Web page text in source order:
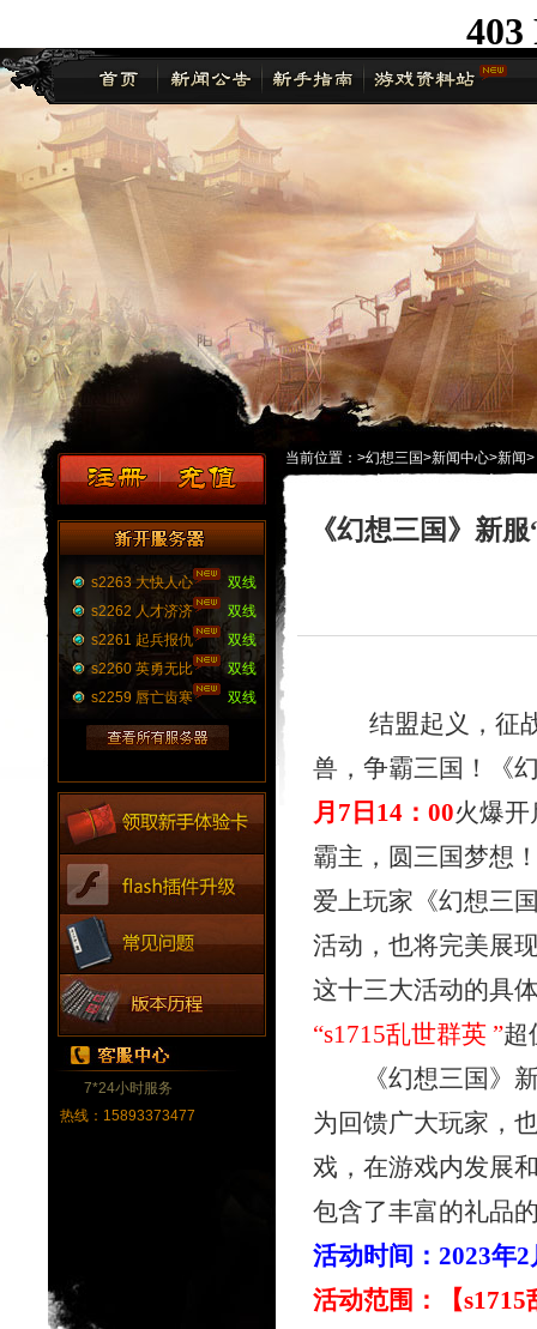
s2263 大快人心
双线
s2262 人才济济
双线
s2261 起兵报仇
双线
s2260 英勇无比
双线
s2259 唇亡齿寒
双线
7*24小时服务
热线：15893373477
当前位置： >幻想三国>新闻中心>新闻>
《幻想三国》新
结盟起义，征战
兽，争霸三国！《
月7日 14：00火爆
霸主，圆三国梦想
爱上玩家《幻想三
活动，也将完美展
这十三大活动的具
“s1715乱世群英”超
《幻想三国》新
为回馈广大玩家，
戏，在游戏内发展
包含了丰富的礼品
活动时间：2023年
活动范围：【